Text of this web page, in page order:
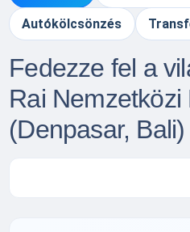
Autókölcsönzés
Fedezze fel a
Rai Nemzetközi
(Denpasar, Bali)